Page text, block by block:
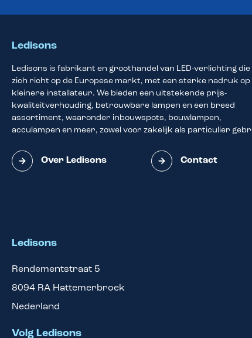
Ledisons
Ledisons is fabrikant en groothandel van LED-verlichting die
zich richt op de Europese markt, met een sterke nadruk op
kleinere installateur. We bieden een uitstekende prijs-
kwaliteitverhouding, betrouwbare lampen en een breed
assortiment, waaronder inbouwspots, bouwlampen,
acculampen en meer, zowel voor zakelijk als particulier
Over Ledisons Contact
Ledisons
Rendementstraat 5
8094 RA Hattemerbroek
Nederland
Volg Ledisons